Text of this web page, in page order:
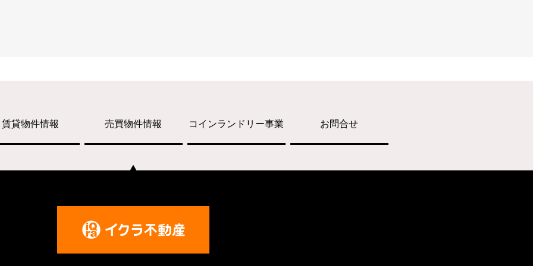
賃貸物件情報 売買物件情報 コインランドリー事業 お問合せ